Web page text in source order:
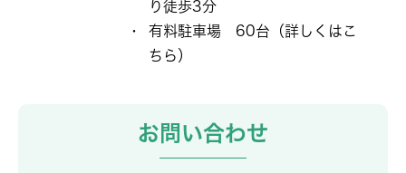
り徒歩3分
有料駐車場 60台（詳しくはこ
ちら ）
お問い合わせ